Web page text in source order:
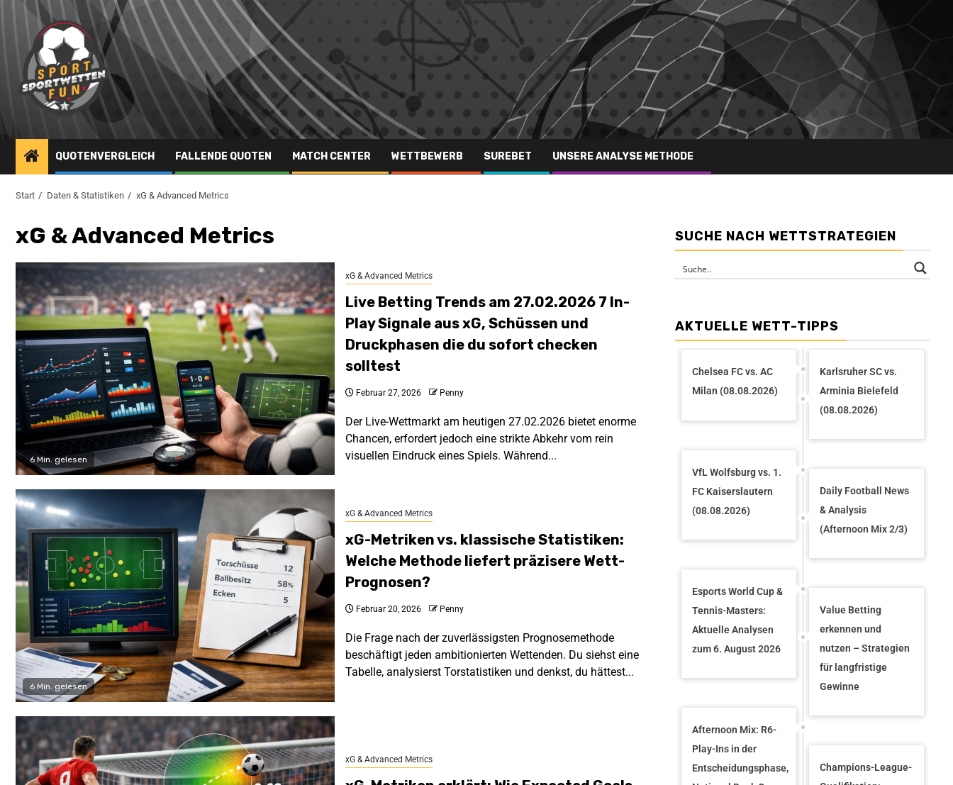
QUOTENVERGLEICH FALLENDE QUOTEN MATCH CENTER WETTBEWERB SUREBET UNSERE ANALYSE METHODE
Start Daten & Statistiken xG & Advanced Metrics
xG & Advanced Metrics
6 Min. gelesen
xG & Advanced Metrics
Live Betting Trends am 27.02.2026 7 In-
Play Signale aus xG, Schüssen und
Druckphasen die du sofort checken
solltest
Februar 27, 2026 Penny
Der Live-Wettmarkt am heutigen 27.02.2026 bietet enorme
Chancen, erfordert jedoch eine strikte Abkehr vom rein
visuellen Eindruck eines Spiels. Während...
6 Min. gelesen
xG & Advanced Metrics
xG-Metriken vs. klassische Statistiken:
Welche Methode liefert präzisere Wett-
Prognosen?
Februar 20, 2026 Penny
Die Frage nach der zuverlässigsten Prognosemethode
beschäftigt jeden ambitionierten Wettenden. Du siehst eine
Tabelle, analysierst Torstatistiken und denkst, du hättest...
xG & Advanced Metrics
SUCHE NACH WETTSTRATEGIEN
AKTUELLE WETT-TIPPS
Chelsea FC vs. AC
Milan (08.08.2026)
Karlsruher SC vs.
Arminia Bielefeld
(08.08.2026)
VfL Wolfsburg vs. 1.
FC Kaiserslautern
(08.08.2026)
Daily Football News
& Analysis
(Afternoon Mix 2/3)
Esports World Cup &
Tennis-Masters:
Aktuelle Analysen
zum 6. August 2026
Value Betting
erkennen und
nutzen – Strategien
für langfristige
Gewinne
Afternoon Mix: R6-
Play-Ins in der
Entscheidungsphase,
Champions-League-